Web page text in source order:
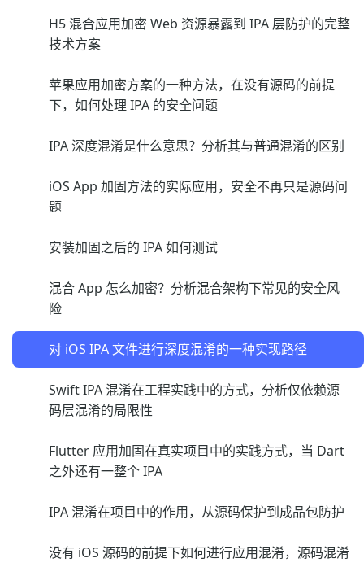
H5 混合应用加密 Web 资源暴露到 IPA 层防护的完整
技术方案
苹果应用加密方案的一种方法，在没有源码的前提
下，如何处理 IPA 的安全问题
IPA 深度混淆是什么意思？分析其与普通混淆的区别
iOS App 加固方法的实际应用，安全不再只是源码问
题
安装加固之后的 IPA 如何测试
混合 App 怎么加密？分析混合架构下常见的安全风
险
对 iOS IPA 文件进行深度混淆的一种实现路径
Swift IPA 混淆在工程实践中的方式，分析仅依赖源
码层混淆的局限性
Flutter 应用加固在真实项目中的实践方式，当 Dart
之外还有一整个 IPA
IPA 混淆在项目中的作用，从源码保护到成品包防护
没有 iOS 源码的前提下如何进行应用混淆，源码混淆